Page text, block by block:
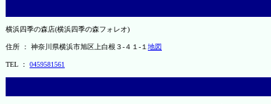
横浜四季の森店(横浜四季の森フォレオ)
住所 ： 神奈川県横浜市旭区上白根３-４１-１ 地図
TEL ： 0459581561